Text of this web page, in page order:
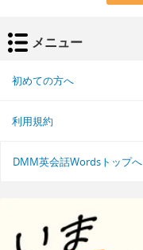
メニュー
初めての方へ
利用規約
DMM英会話Wordsトップへ